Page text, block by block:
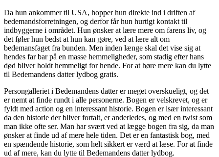
Da hun ankommer til USA, hopper hun direkte ind i driften af
bedemandsforretningen, og derfor får hun hurtigt kontakt til
indbyggerne i området. Hun ønsker at lære mere om farens liv, og
det føler hun bedst at hun kan gøre, ved at lære alt om
bedemansfaget fra bunden. Men inden længe skal det vise sig at
hendes far bar på en masse hemmeligheder, som stadig efter hans
død bliver holdt hemmeligt for hende. For at høre mere kan du lytte
til Bedemandens datter lydbog gratis.
Persongalleriet i Bedemandens datter er meget overskueligt, og det
er nemt at finde rundt i alle personerne. Bogen er velskrevet, og er
fyldt med action og en interessant historie. Bogen er især interessant
da den historie der bliver fortalt, er anderledes, og med en twist som
man ikke ofte ser. Man har svært ved at lægge bogen fra sig, da man
ønsker at finde ud af mere hele tiden. Det er en fantastisk bog, med
en spændende historie, som helt sikkert er værd at læse. For at finde
ud af mere, kan du lytte til Bedemandens datter lydbog.